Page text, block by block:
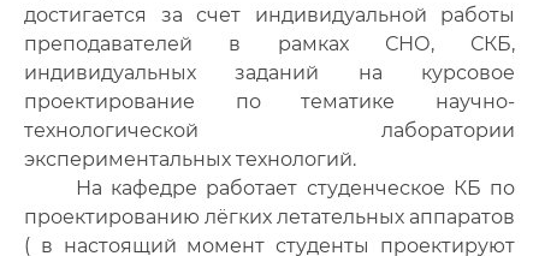
достигается за счет индивидуальной работы
преподавателей в рамках СНО, СКБ,
индивидуальных заданий на курсовое
проектирование по тематике научно-
технологической лаборатории
экспериментальных технологий.
На кафедре работает студенческое КБ по
проектированию лёгких летательных аппаратов
( в настоящий момент студенты проектируют